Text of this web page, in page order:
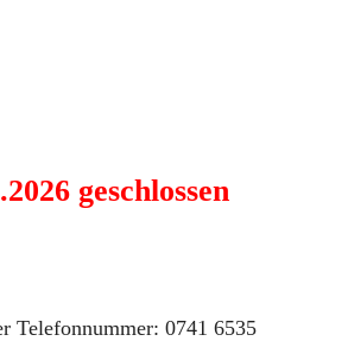
geschlossen
Telefonnummer: 0741 6535